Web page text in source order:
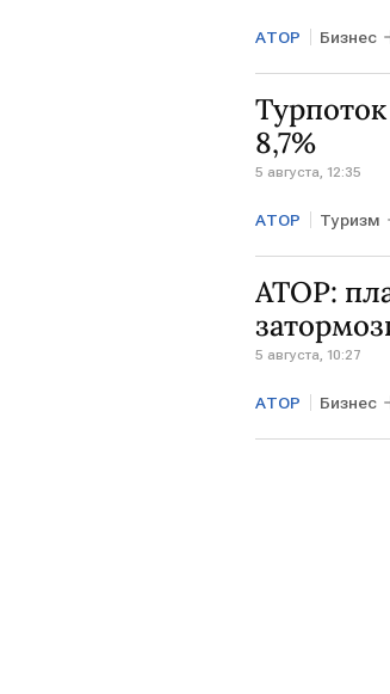
АТОР Бизнес
8,7%
5 августа, 12:35
АТОР Туризм
АБХАЗИЯ
АТОР:
5 августа, 10:27
АТОР Бизнес